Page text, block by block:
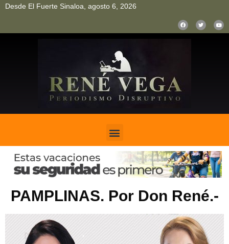
Desde El Fuerte Sinaloa, agosto 6, 2026
PAMPLINAS. Por Don René.-